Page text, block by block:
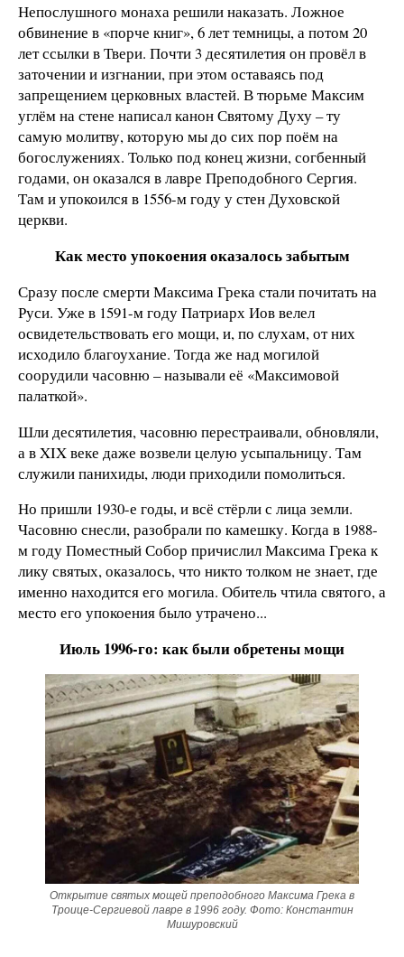
Непослушного монаха решили наказать. Ложное
обвинение в «порче книг», 6 лет темницы, а потом 20
лет ссылки в Твери. Почти 3 десятилетия он провёл в
заточении и изгнании, при этом оставаясь под
запрещением церковных властей. В тюрьме Максим
углём на стене написал канон Святому Духу – ту
самую молитву, которую мы до сих пор поём на
богослужениях. Только под конец жизни, согбенный
годами, он оказался в лавре Преподобного Сергия.
Там и упокоился в 1556-м году у стен Духовской
церкви.
Как место упокоения оказалось забытым
Сразу после смерти Максима Грека стали почитать на
Руси. Уже в 1591-м году Патриарх Иов велел
освидетельствовать его мощи, и, по слухам, от них
исходило благоухание. Тогда же над могилой
соорудили часовню – называли её «Максимовой
палаткой».
Шли десятилетия, часовню перестраивали, обновляли,
а в XIX веке даже возвели целую усыпальницу. Там
служили панихиды, люди приходили помолиться.
Но пришли 1930-е годы, и всё стёрли с лица земли.
Часовню снесли, разобрали по камешку. Когда в 1988-
м году Поместный Собор причислил Максима Грека к
лику святых, оказалось, что никто толком не знает, где
именно находится его могила. Обитель чтила святого, а
место его упокоения было утрачено...
Июль 1996-го: как были обретены мощи
Открытие святых мощей преподобного Максима Грека в
Троице-Сергиевой лавре в 1996 году. Фото: Константин
Мишуровский